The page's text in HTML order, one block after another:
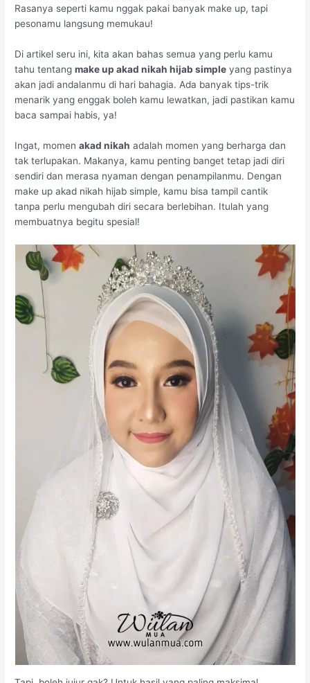
Rasanya seperti kamu nggak pakai banyak make up, tapi
pesonamu langsung memukau!
Di artikel seru ini, kita akan bahas semua yang perlu kamu
tahu tentangmake up akad nikah hijab simple yang pastinya
akan jadi andalanmu di hari bahagia. Ada banyak tips-trik
menarik yang enggak boleh kamu lewatkan, jadi pastikan kamu
baca sampai habis, ya!
Ingat, momenakad nikah adalah momen yang berharga dan
tak terlupakan. Makanya, kamu penting banget tetap jadi diri
sendiri dan merasa nyaman dengan penampilanmu. Dengan
make up akad nikah hijab simple, kamu bisa tampil cantik
tanpa perlu mengubah diri secara berlebihan. Itulah yang
membuatnya begitu spesial!